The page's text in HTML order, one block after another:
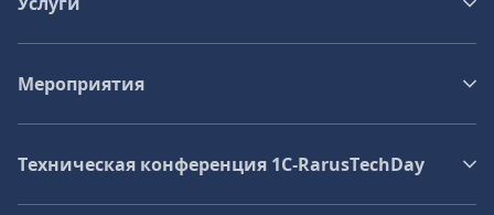
Мероприятия
Техническая конференция 1C‑RarusTechDay